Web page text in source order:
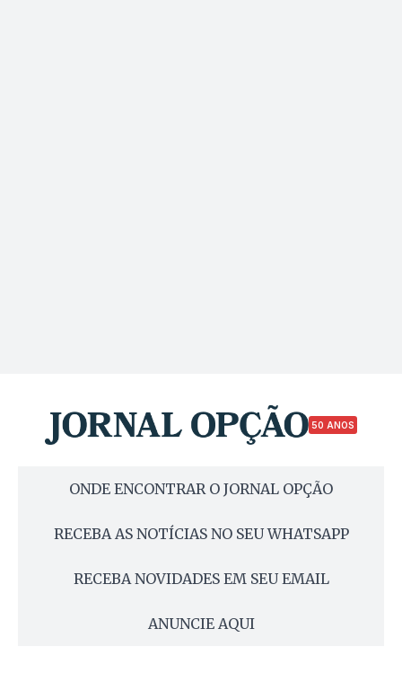
50 ANOS
ONDE ENCONTRAR O JORNAL OPÇÃO
RECEBA AS NOTÍCIAS NO SEU WHATSAPP
RECEBA NOVIDADES EM SEU EMAIL
ANUNCIE AQUI